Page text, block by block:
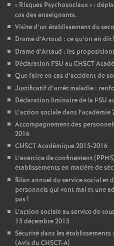
« Risques Psychosociaux» :
cas des enseignants.
Visite d’un établissement du
Drame d’Artaud : ce qu’on en dit!
Drame d’Artaud : les
Déclaration FSU au CHSCT
Que faire en cas d’accident de
Justificatif d’arrêt maladie :
Déclaration liminaire de la FSU
L’action sociale dans l’académie
Accompagnement des
2016
CHSCT Académique 2015-2016
L’exercice de confinement
établissements en matière de
Bilan annuel du service social et
personnels qui vont mal et une
pas !
L’action sociale au service de
15 décembre 2015
Sécurité dans les
(Avis du CHSCT-A)